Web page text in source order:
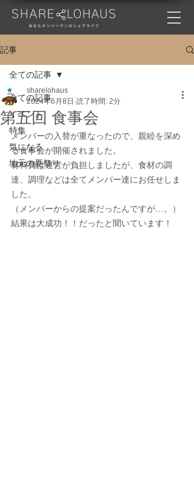
記事
全ての記事
イベント
特集
気になる
地元の夏祭り
全ての記事
第五回 食事会
sharelohaus
2024年6月8日 読了時間: 2分
メンバーの入替が重なったので、親睦を深め
る食事会が開催されました。
材料費は運営が負担しましたが、食材の調
達、調理などは全てメンバー達にお任せしま
した。
（メンバーからの提案だったんですが…。）
結果は大成功！！だったと聞いています！